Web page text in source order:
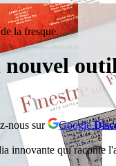
la fresque.
nouvel
nous sur
Google
innovante qui raconte